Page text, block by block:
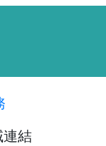
結